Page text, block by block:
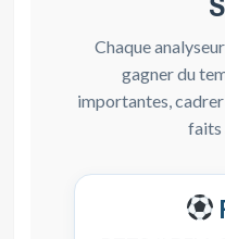
Chaque
gagner du
importantes,
faits